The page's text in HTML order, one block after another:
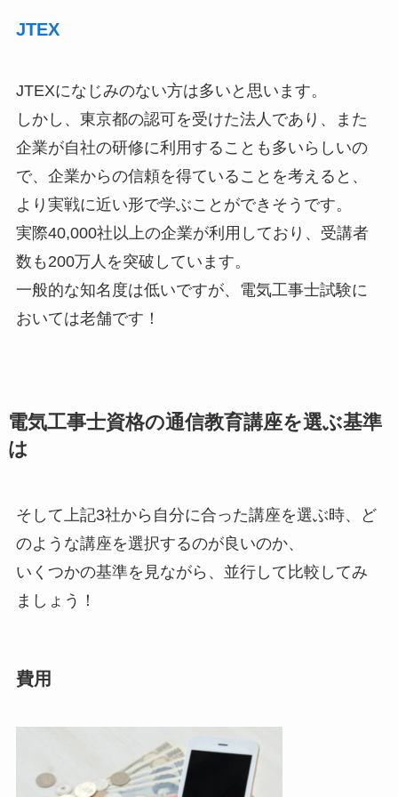
JTEX
JTEXになじみのない方は多いと思います。
しかし、東京都の認可を受けた法人であり、また
企業が自社の研修に利用することも多いらしいの
で、企業からの信頼を得ていることを考えると、
より実戦に近い形で学ぶことができそうです。
実際40,000社以上の企業が利用しており、受講者
数も200万人を突破しています。
一般的な知名度は低いですが、電気工事士試験に
おいては老舗です！
電気工事士資格の通信教育講座を選ぶ基準
は
そして上記3社から自分に合った講座を選ぶ時、ど
のような講座を選択するのが良いのか、
いくつかの基準を見ながら、並行して比較してみ
ましょう！
費用